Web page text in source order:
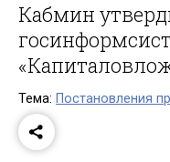
Кабмин
Тема: Постановления